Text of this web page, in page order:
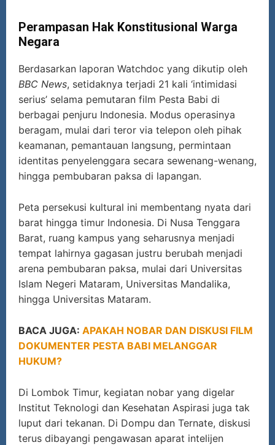
Perampasan Hak Konstitusional Warga
Negara
Berdasarkan laporan Watchdoc yang dikutip oleh
BBC News, setidaknya terjadi 21 kali ‘intimidasi
serius’ selama pemutaran film Pesta Babi di
berbagai penjuru Indonesia. Modus operasinya
beragam, mulai dari teror via telepon oleh pihak
keamanan, pemantauan langsung, permintaan
identitas penyelenggara secara sewenang-wenang,
hingga pembubaran paksa di lapangan.
Peta persekusi kultural ini membentang nyata dari
barat hingga timur Indonesia. Di Nusa Tenggara
Barat, ruang kampus yang seharusnya menjadi
tempat lahirnya gagasan justru berubah menjadi
arena pembubaran paksa, mulai dari Universitas
Islam Negeri Mataram, Universitas Mandalika,
hingga Universitas Mataram.
BACA JUGA: APAKAH NOBAR DAN DISKUSI FILM
DOKUMENTER PESTA BABI MELANGGAR
HUKUM?
Di Lombok Timur, kegiatan nobar yang digelar
Institut Teknologi dan Kesehatan Aspirasi juga tak
luput dari tekanan. Di Dompu dan Ternate, diskusi
terus dibayangi pengawasan aparat intelijen